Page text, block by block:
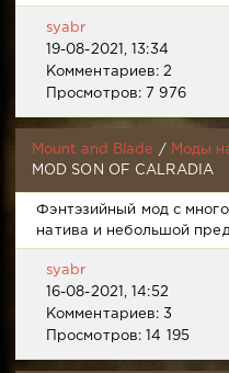
syabr
19-08-2021, 13:34
Комментариев: 2
Просмотров: 7 976
Mount and Blade /
Моды
MOD SON OF CALRADIA
Фэнтэзийный мод с
натива и небольшой
syabr
16-08-2021, 14:52
Комментариев: 3
Просмотров: 14 195